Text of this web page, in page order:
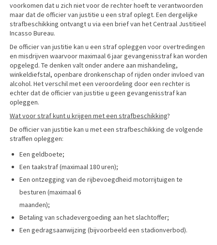
voorkomen dat u zich niet voor de rechter hoeft te verantwoorden
maar dat de officier van justitie u een straf oplegt. Een dergelijke
strafbeschikking ontvangt u via een brief van het Centraal Justitieel
Incasso Bureau.
De officier van justitie kan u een straf opleggen voor overtredingen
en misdrijven waarvoor maximaal 6 jaar gevangenisstraf kan worden
opgelegd. Te denken valt onder andere aan mishandeling,
winkeldiefstal, openbare dronkenschap of rijden onder invloed van
alcohol. Het verschil met een veroordeling door een rechter is
echter dat de officier van justitie u geen gevangenisstraf kan
opleggen.
Wat voor straf kunt u krijgen met een strafbeschikking?
De officier van justitie kan u met een strafbeschikking de volgende
straffen opleggen:
Een geldboete;
Een taakstraf (maximaal 180 uren);
Een ontzegging van de rijbevoegdheid motorrijtuigen te
besturen (maximaal 6
maanden);
Betaling van schadevergoeding aan het slachtoffer;
Een gedragsaanwijzing (bijvoorbeeld een stadionverbod).